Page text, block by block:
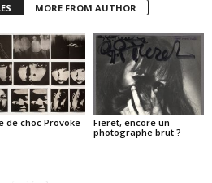
MORE FROM AUTHOR
de choc Provoke
Fieret, encore un
photographe brut ?